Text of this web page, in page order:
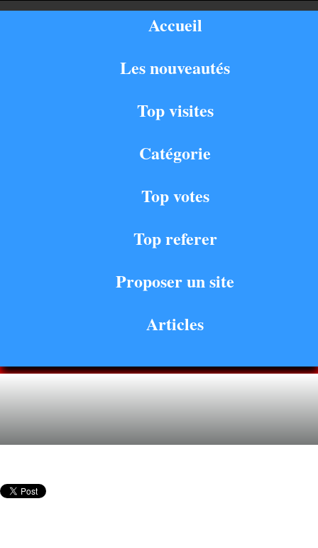
Accueil
Les nouveautés
Top visites
Catégorie
Top votes
Top referer
Proposer un site
Articles